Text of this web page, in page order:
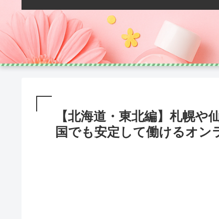
【北海道・東北編】札幌
国でも安定して働けるオン